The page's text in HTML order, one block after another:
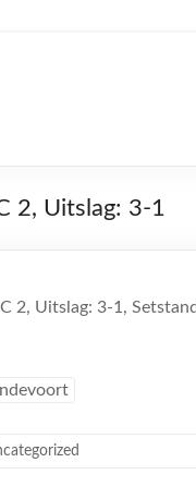
2, Uitslag: 3-1
2, Uitslag: 3-1,